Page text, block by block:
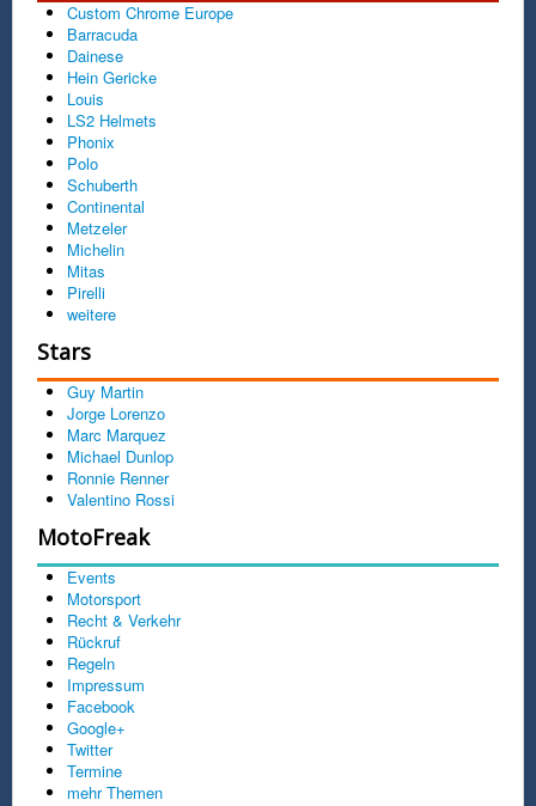
Custom Chrome Europe
Barracuda
Dainese
Hein Gericke
Louis
LS2 Helmets
Phonix
Polo
Schuberth
Continental
Metzeler
Michelin
Mitas
Pirelli
weitere
Stars
Guy Martin
Jorge Lorenzo
Marc Marquez
Michael Dunlop
Ronnie Renner
Valentino Rossi
MotoFreak
Events
Motorsport
Recht & Verkehr
Rückruf
Regeln
Impressum
Facebook
Google+
Twitter
Termine
mehr Themen